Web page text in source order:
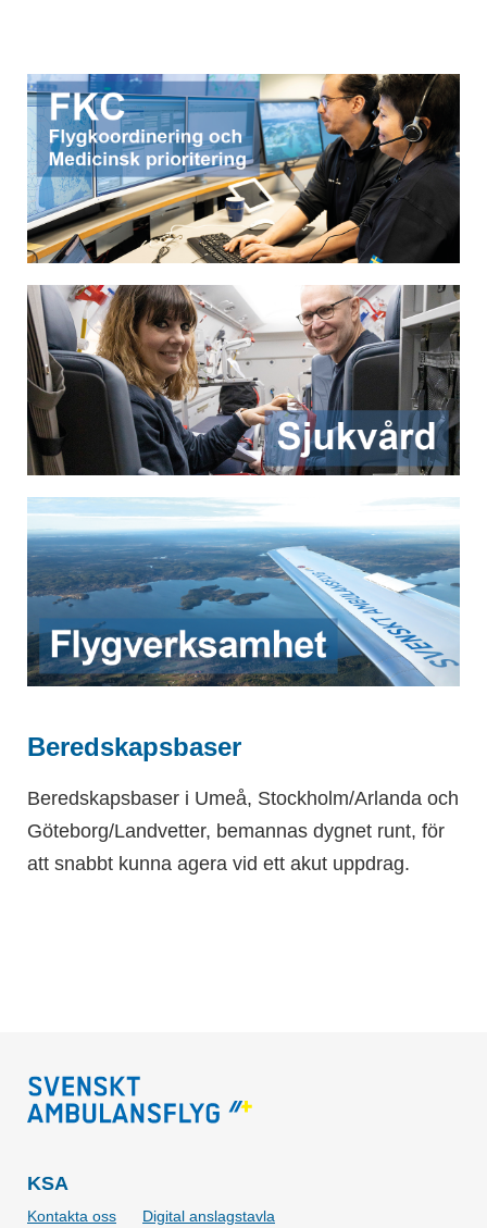
Beredskapsbaser
Beredskapsbaser i Umeå, Stockholm/Arlanda och
Göteborg/Landvetter, bemannas dygnet runt, för
att snabbt kunna agera vid ett akut uppdrag.
KSA
Kontakta oss Digital anslagstavla